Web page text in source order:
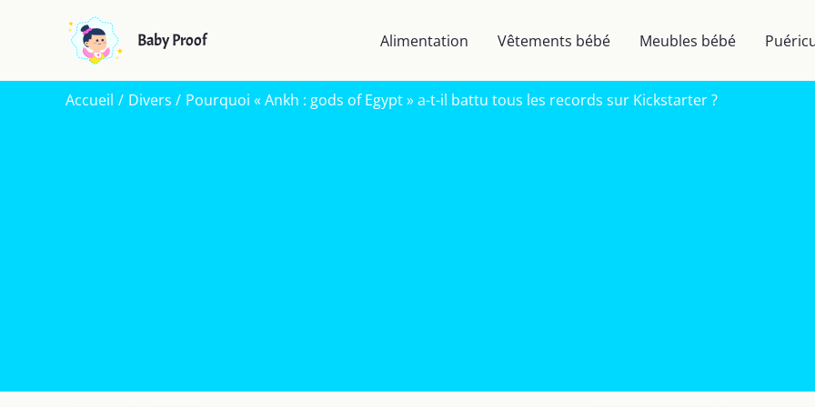
Baby Proof Alimentation Vêtements bébé Meubles bébé
Accueil Divers Pourquoi « Ankh : gods of Egypt » a-t-il battu tous les records sur Kickstarter ?